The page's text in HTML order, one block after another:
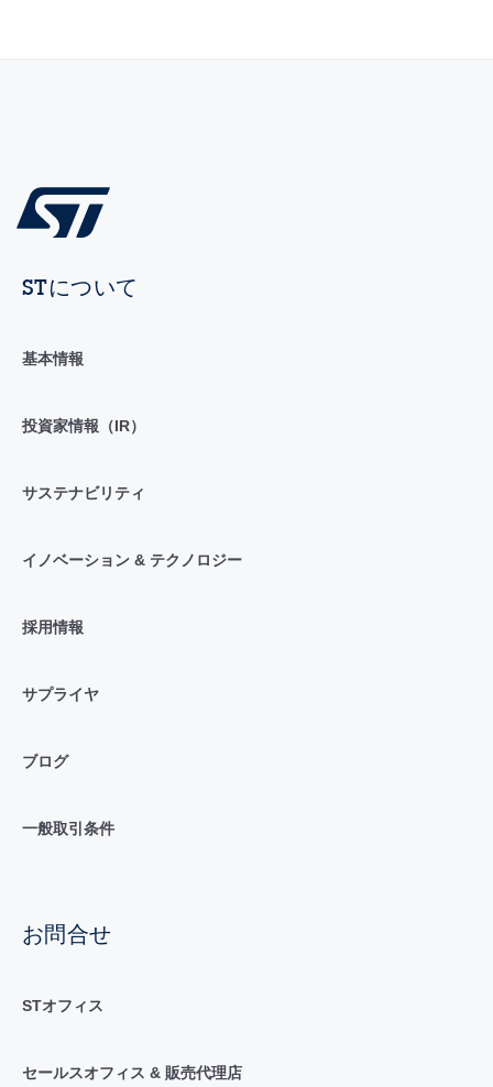
STについて
基本情報
投資家情報（IR）
サステナビリティ
イノベーション & テクノロジー
採用情報
サプライヤ
ブログ
一般取引条件
お問合せ
STオフィス
セールスオフィス & 販売代理店